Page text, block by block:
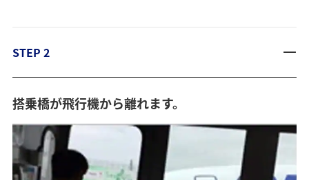
STEP 2
搭乗橋が飛行機から離れます。